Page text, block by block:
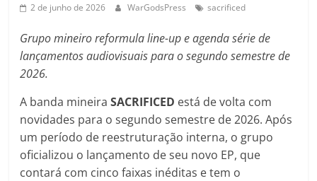
2 de junho de 2026 WarGodsPress sacrificed
Grupo mineiro reformula line-up e agenda série de
lançamentos audiovisuais para o segundo semestre de
2026.
A banda mineiraSACRIFICED está de volta com
novidades para o segundo semestre de 2026. Após
um período de reestruturação interna, o grupo
oficializou o lançamento de seu novo EP, que
contará com cinco faixas inéditas e tem o